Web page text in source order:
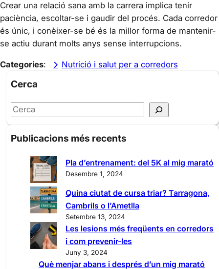
Crear una relació sana amb la carrera implica tenir
paciència, escoltar-se i gaudir del procés. Cada corredor
és únic, i conèixer-se bé és la millor forma de mantenir-
se actiu durant molts anys sense interrupcions.
Categories: Nutrició i salut per a corredors
Cerca
S
a
Publicacions més recents
Pla d’entrenament: del 5K al mig marató
Desembre 1, 2024
Quina ciutat de cursa triar? Tarragona,
Cambrils o l’Ametlla
Setembre 13, 2024
Les lesions més freqüents en corredors
i com prevenir-les
Juny 3, 2024
Què menjar abans i després d’un mig marató